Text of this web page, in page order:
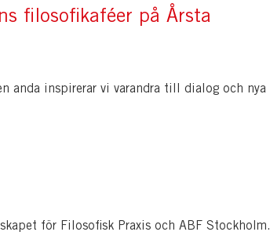
filosofikaféer på Årsta
anda inspirerar vi varandra till dialog och nya
för Filosofisk Praxis och ABF Stockholm.